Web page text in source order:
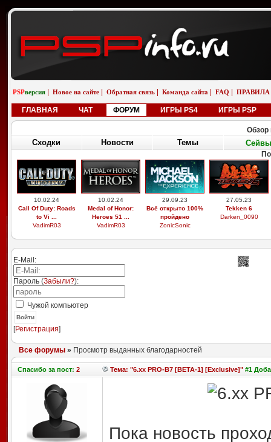
PSPверсия Новое на сайте Обратная связь Команда сайта FAQ ПРАВИЛА
ГЛАВНАЯ ЧАТ ФОРУМ ИГРЫ PS4 ИГРЫ PSP
Обзор
Сходки Новости Темы Сейвы
29.03.26
Выдающиеся
звери, легоси ...
M9xxsi
19.02.26
Бугатти вейрон
возле реки
iosifreshetnik
01.01.26
saab 9-5 универсал
aero
saabinside
01.01.26
saab 9-5 универсал
снег
E-Mail:
Пароль (Забыли?):
Чужой компьютер
Войти
[Регистрация]
Все форумы» Просмотр выданных благодарностей
Спасибоза пост: 2 Тема: "6.xx PRO-B7 [BETA-1] [Exclusive]"#1
Пока новость